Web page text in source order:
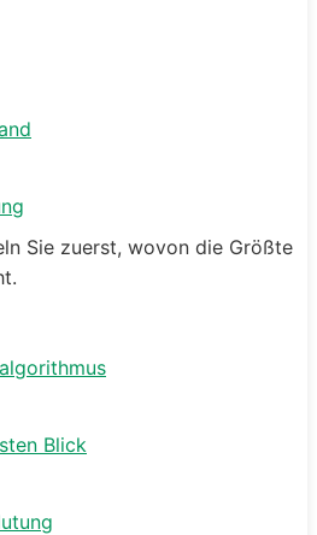
Sie zuerst, wovon die Größte
Blick